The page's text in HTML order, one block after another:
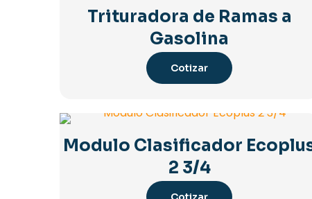
Trituradora de Ramas a
Gasolina
Cotizar
Modulo Clasificador
2 3/4